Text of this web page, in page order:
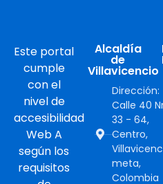
Este portal
cumple
con el
nivel de
accesibilidad
Web A
según los
requisitos
Alcaldía
de
Villavicencio
Dirección:
Calle 40
33 - 64,
Centro,
meta,
Colombia